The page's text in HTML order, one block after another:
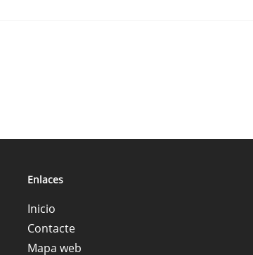
Enlaces
Inicio
Contacte
Mapa web